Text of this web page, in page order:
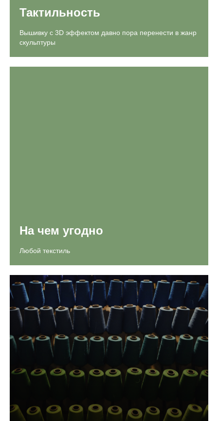
Тактильность
Вышивку с 3D эффектом давно пора перенести в жанр
скульптуры
На чем угодно
Любой текстиль